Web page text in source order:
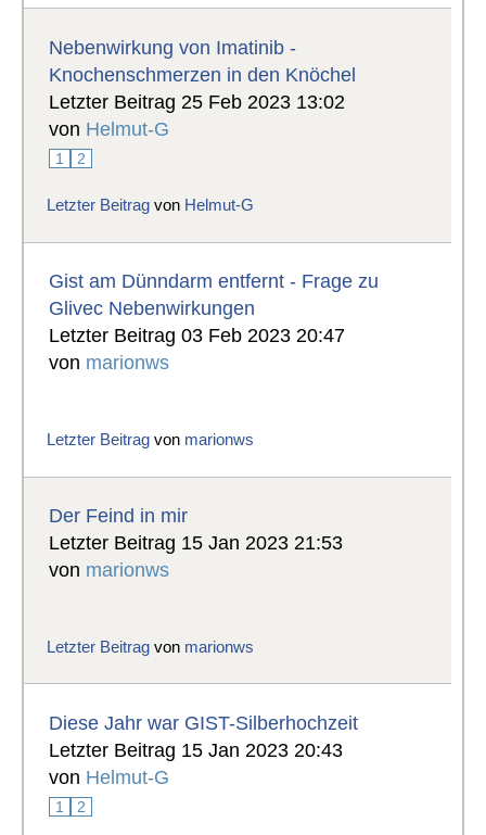
Nebenwirkung von Imatinib -
Knochenschmerzen in den Knöchel
Letzter Beitrag 25 Feb 2023 13:02
von Helmut-G
1 2
Letzter Beitrag von Helmut-G
Gist am Dünndarm entfernt - Frage zu
Glivec Nebenwirkungen
Letzter Beitrag 03 Feb 2023 20:47
von marionws
Letzter Beitrag von marionws
Der Feind in mir
Letzter Beitrag 15 Jan 2023 21:53
von marionws
Letzter Beitrag von marionws
Diese Jahr war GIST-Silberhochzeit
Letzter Beitrag 15 Jan 2023 20:43
von Helmut-G
1 2